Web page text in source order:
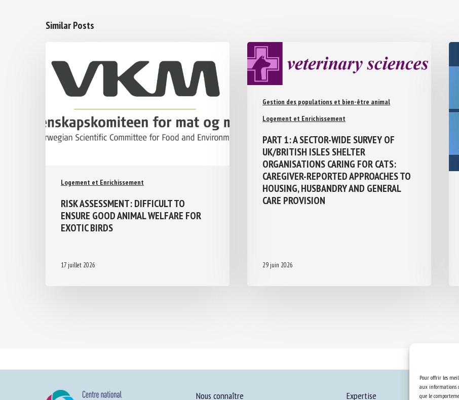
Pour offrir les
aux informations
que le
Similar Posts
Logement et Enrichissement
RISK ASSESSMENT: DIFFICULT TO
ENSURE GOOD ANIMAL WELFARE FOR
EXOTIC BIRDS
17 juillet 2026
Gestion des populations et bien-être animal
Logement et Enrichissement
PART 1: A SECTOR-WIDE SURVEY OF
UK/BRITISH ISLES SHELTER
ORGANISATIONS CARING FOR CATS:
CAREGIVER-REPORTED APPROACHES TO
HOUSING, HUSBANDRY AND GENERAL
CARE PROVISION
29 juin 2026
Nous connaître Expertise